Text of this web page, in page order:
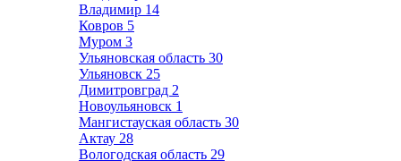
Владимир 14
Ковров 5
Муром 3
Ульяновская область 30
Ульяновск 25
Димитровград 2
Новоульяновск 1
Мангистауская область 30
Актау 28
Вологодская область 29